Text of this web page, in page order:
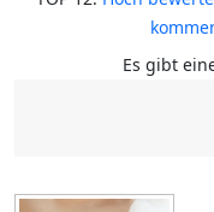
Es gibt